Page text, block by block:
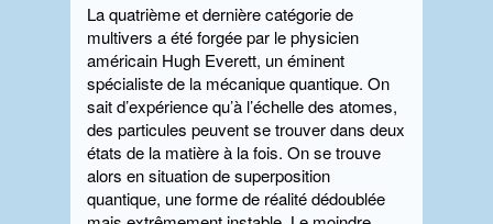
La quatrième et dernière catégorie de
multivers a été forgée par le physicien
américain Hugh Everett, un éminent
spécialiste de la mécanique quantique. On
sait d’expérience qu’à l’échelle des atomes,
des particules peuvent se trouver dans deux
états de la matière à la fois. On se trouve
alors en situation de superposition
quantique, une forme de réalité dédoublée